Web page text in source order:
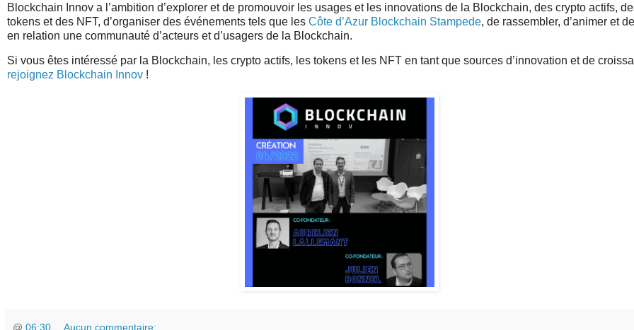
Blockchain Innov a l’ambition d’explorer et de promouvoir les usages et les innovations de la Blockchain, des crypto actifs,
tokens et des NFT, d’organiser des événements tels que les Côte d’Azur Blockchain Stampede, de rassembler, d’animer et
en relation une communauté d’acteurs et d’usagers de la Blockchain.
Si vous êtes intéressé par la Blockchain, les crypto actifs, les tokens et les NFT en tant que sources d’innovation et de
rejoignez Blockchain Innov !
@ 06:30 Aucun commentaire: